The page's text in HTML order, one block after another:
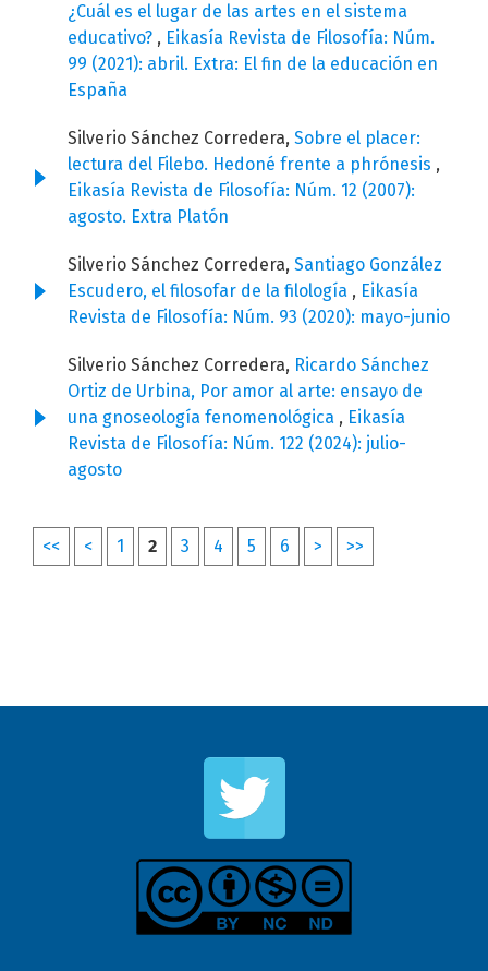
¿Cuál es el lugar de las artes en el sistema
educativo? , Eikasía Revista de Filosofía: Núm.
99 (2021): abril. Extra: El fin de la educación en
España
Silverio Sánchez Corredera, Sobre el placer:
lectura del Filebo. Hedoné frente a phrónesis ,
Eikasía Revista de Filosofía: Núm. 12 (2007):
agosto. Extra Platón
Silverio Sánchez Corredera, Santiago González
Escudero, el filosofar de la filología , Eikasía
Revista de Filosofía: Núm. 93 (2020): mayo-junio
Silverio Sánchez Corredera, Ricardo Sánchez
Ortiz de Urbina, Por amor al arte: ensayo de
una gnoseología fenomenológica , Eikasía
Revista de Filosofía: Núm. 122 (2024): julio-
agosto
<< < 1 2 3 4 5 6 > >>